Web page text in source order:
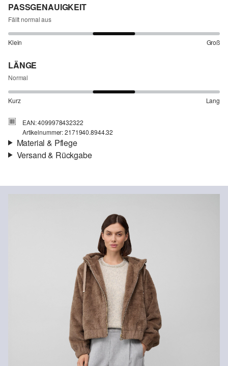
PASSGENAUIGKEIT
Fällt normal aus
Klein Groß
LÄNGE
Normal
Kurz Lang
EAN: 4099978432322
Artikelnummer: 2171940.8944.32
Material & Pflege
Chlorbleiche nicht möglich
Nicht für den Trockner geeignet
Chemische Reinigung mit Perchlorethylen im
Schonwaschgang
Versand & Rückgabe
Standardlieferung einer Bestellung in Höhe von 3,95 € an. Fashion
einem Mindestbestellwert in Höhe von 149,00 € (bei einem
geringeren Bestellwert betragen die Versandkosten für eine
Standardlieferung ebenfalls 3,95 €). Für VIP Kunden entfallen die
Die Rückgabegebühr beträgt 2,99 € für Gast und Fashion Card
Kunden. Für VIP Kunden entfällt die Rückgabegebühr. Die
Versandkosten für die Rücklieferung werden vom
Rückerstattungsbetrag abgezogen.
Gastkunden können ihre Artikel innerhalb von 14 Tagen nach